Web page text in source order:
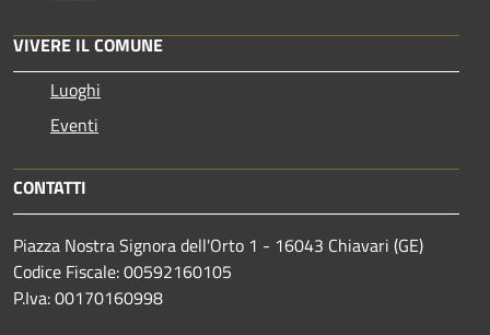
VIVERE IL COMUNE
Luoghi
Eventi
CONTATTI
Piazza Nostra Signora dell'Orto 1 - 16043 Chiavari (GE)
Codice Fiscale: 00592160105
P.Iva: 00170160998